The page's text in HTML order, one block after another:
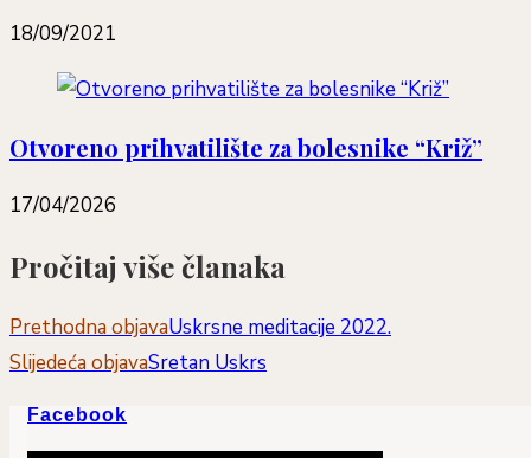
18/09/2021
Otvoreno prihvatilište za bolesnike “Križ”
17/04/2026
Pročitaj više članaka
Prethodna objavaUskrsne meditacije 2022.
Slijedeća objavaSretan Uskrs
Facebook